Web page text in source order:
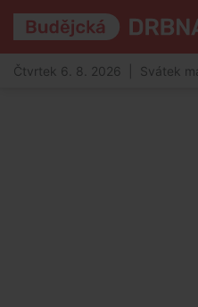
Čtvrtek 6. 8. 2026 | Svátek